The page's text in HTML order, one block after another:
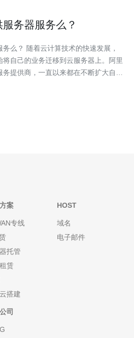
务器服务么？
快速发展，
自己的业务迁移到云服务器上。阿里
提供商，一直以来都在不断扩大自己
用户提供稳定可靠的云计算服务。目
案
专线
托管
赁
搭建
HOST
域名
电子邮件
司